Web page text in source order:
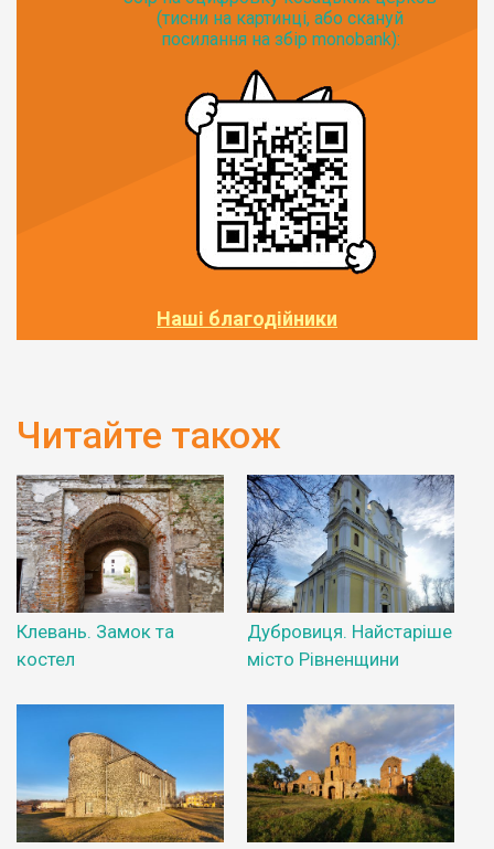
(тисни на картинці, або скануй
посилання на збір monobank):
Наші благодійники
Читайте також
Клевань. Замок та
костел
Дубровиця. Найстаріше
місто Рівненщини